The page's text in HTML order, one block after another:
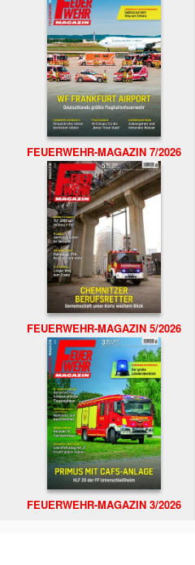
FEUERWEHR-MAGAZIN 7/2026
FEUERWEHR-MAGAZIN 5/2026
FEUERWEHR-MAGAZIN 3/2026